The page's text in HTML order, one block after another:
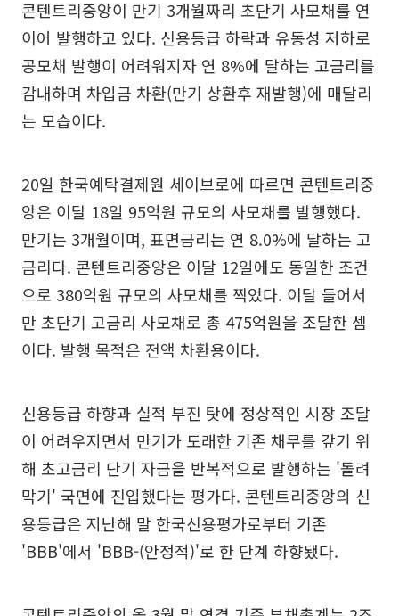
콘텐트리중앙이 만기 3개월짜리 초단기 사모채를 연
이어 발행하고 있다. 신용등급 하락과 유동성 저하로
공모채 발행이 어려워지자 연 8%에 달하는 고금리를
감내하며 차입금 차환(만기 상환후 재발행)에 매달리
는 모습이다.
20일 한국예탁결제원 세이브로에 따르면 콘텐트리중
앙은 이달 18일 95억원 규모의 사모채를 발행했다.
만기는 3개월이며, 표면금리는 연 8.0%에 달하는 고
금리다. 콘텐트리중앙은 이달 12일에도 동일한 조건
으로 380억원 규모의 사모채를 찍었다. 이달 들어서
만 초단기 고금리 사모채로 총 475억원을 조달한 셈
이다. 발행 목적은 전액 차환용이다.
신용등급 하향과 실적 부진 탓에 정상적인 시장 조달
이 어려우지면서 만기가 도래한 기존 채무를 갚기 위
해 초고금리 단기 자금을 반복적으로 발행하는 '돌려
막기' 국면에 진입했다는 평가다. 콘텐트리중앙의 신
용등급은 지난해 말 한국신용평가로부터 기존
'BBB'에서 'BBB-(안정적)'로 한 단계 하향됐다.